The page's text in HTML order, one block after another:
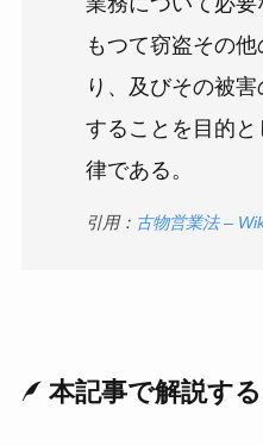
もつて窃盗その
り、及びその被
することを目的
律である。
引用： 古物営業法 –
本記事で解説す